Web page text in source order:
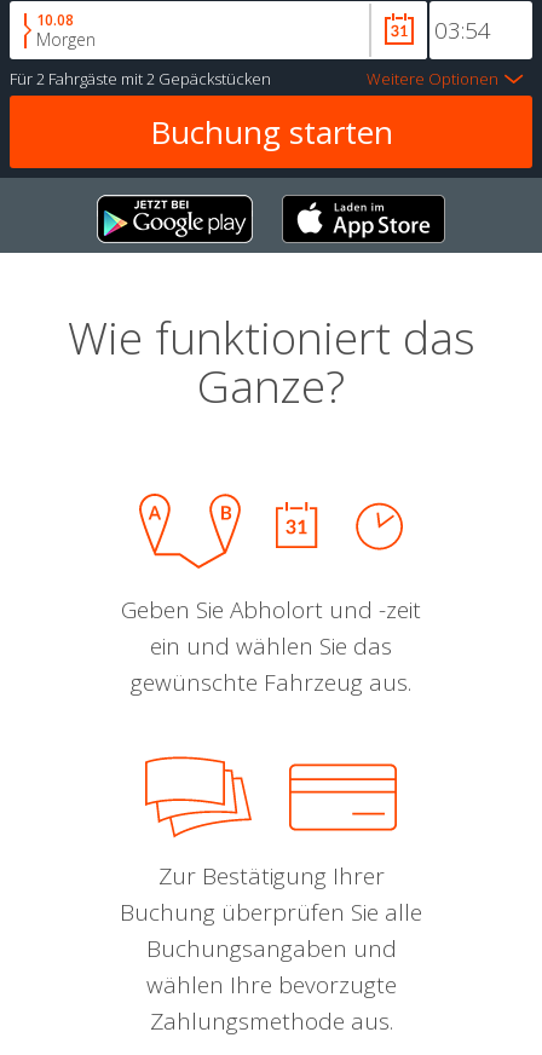
10.08
Morgen
Für2 Fahrgäste mit2 Gepäckstücken Weitere Optionen
Wie funktioniert das
Ganze?
Geben Sie Abholort und -zeit
ein und wählen Sie das
gewünschte Fahrzeug aus.
Zur Bestätigung Ihrer
Buchung überprüfen Sie alle
Buchungsangaben und
wählen Ihre bevorzugte
Zahlungsmethode aus.